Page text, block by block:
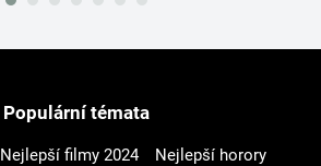
Populární témata
Nejlepší filmy 2024
Nejlepší horory